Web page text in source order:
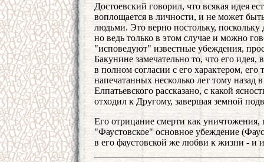
Достоевский говорил, что всякая идея
воплощается в личности, и не может
людьми. Это верно постольку,
но ведь только в этом случае и можно
"исповедуют" известные убеждения,
Бакунине замечательно то, что его идея,
в полном согласии с его характером,
напечатанных несколько лет тому
Елпатьевского рассказано, с какой
отходил к Другому, завершая земной
Его отрицание смерти как уничтожения,
"Фаустовское" основное убеждение
в его фаустовской же любви к жизни - и